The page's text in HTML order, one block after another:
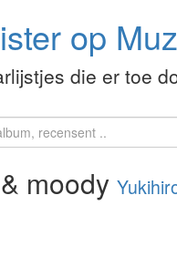
op
die er toe
moody